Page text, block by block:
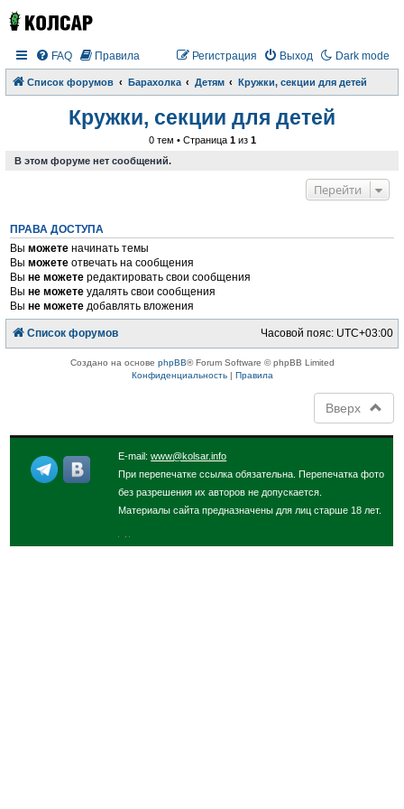
Dark mode
FAQ Правила Выход
Регистрация
Список форумов Барахолка Детям Кружки, секции для детей
Кружки, секции для детей
0 тем • Страница 1из 1
В этом форуме нет сообщений.
Перейти
ПРАВА ДОСТУПА
Выможете начинать темы
Выможете отвечать на сообщения
Выне можете редактировать свои сообщения
Выне можете удалять свои сообщения
Выне можете добавлять вложения
Список форумов Часовой пояс: UTC+03:00
Создано на основе phpBB® Forum Software © phpBB Limited
Конфиденциальность| Правила
Вверх
E-mail:www@kolsar.info
При перепечатке ссылка обязательна. Перепечатка фото
без разрешения их авторов не допускается.
Материалы сайта предназначены для лиц старше 18 лет.